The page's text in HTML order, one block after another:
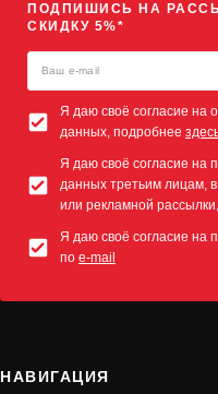
ПОДПИШИСЬ НА
СКИДКУ 5%*
Я даю своё согласие на
данных, подробнее
Я даю своё согласие на
данных третьим лицам,
или рекламной
Я даю своё согласие на
по e-mail
НАВИГАЦИЯ